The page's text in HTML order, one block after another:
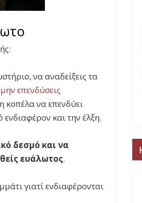
να αναδείξεις τα
επενδύσεις
κοπέλα να επενδύει
και την έλξη.
δεσμό και να
ευάλωτος.
γιατί ενδιαφέρονται